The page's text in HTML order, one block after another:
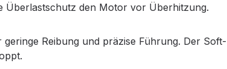
Überlastschutz den Motor vor Überhitzung.
Reibung und präzise Führung. Der